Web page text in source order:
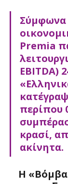
Σύμφωνα
Premia
EBITDA)
περίπου
κρασί,
ακίνητα.
Η